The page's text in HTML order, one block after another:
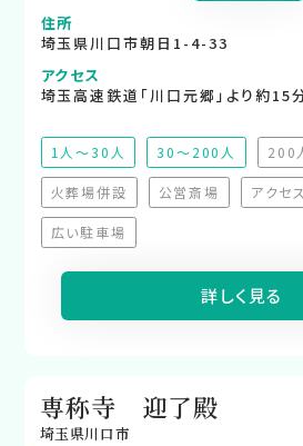
住所
埼玉県川口市朝日1-4-33
アクセス
埼玉高速鉄道「川口元郷」より約15
1人～30人 30～200人
200
火葬場併設
（非対応）
公営斎場
（非対応）
アクセ
広い駐車場
（非対応）
詳しく見る
専称寺 迎了殿
埼玉県川口市